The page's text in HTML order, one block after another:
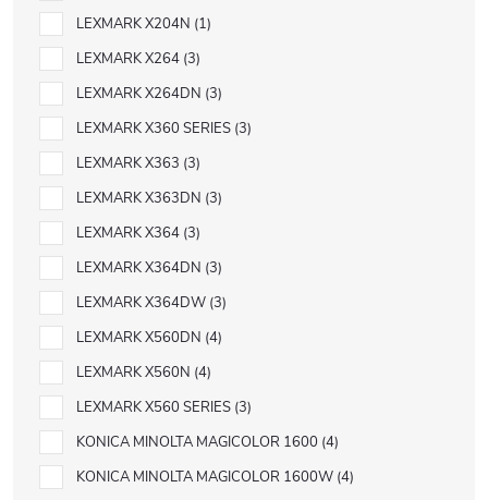
LEXMARK X204N 1
LEXMARK X264 3
LEXMARK X264DN 3
LEXMARK X360 SERIES 3
LEXMARK X363 3
LEXMARK X363DN 3
LEXMARK X364 3
LEXMARK X364DN 3
LEXMARK X364DW 3
LEXMARK X560DN 4
LEXMARK X560N 4
LEXMARK X560 SERIES 3
KONICA MINOLTA MAGICOLOR 1600 4
KONICA MINOLTA MAGICOLOR 1600W 4